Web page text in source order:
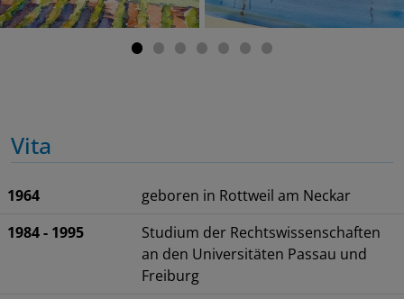
Vita
1964
geboren in Rottweil am Neckar
1984 - 1995
Studium der Rechtswissenschaften
an den Universitäten Passau und
Freiburg